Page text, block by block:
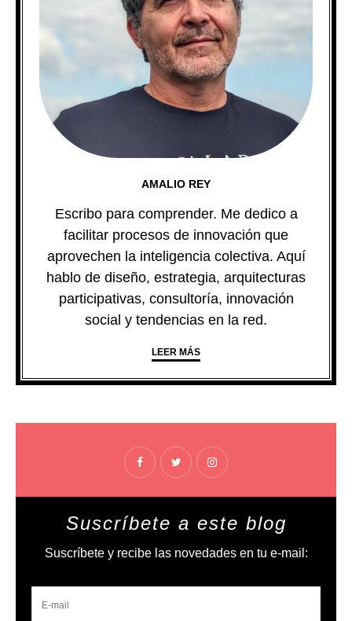
AMALIO REY
Escribo para comprender. Me dedico a
facilitar procesos de innovación que
aprovechen la inteligencia colectiva. Aquí
hablo de diseño, estrategia, arquitecturas
participativas, consultoría, innovación
social y tendencias en la red.
LEER MÁS
Suscríbete a este blog
Suscríbete y recibe las novedades en tu e-mail: